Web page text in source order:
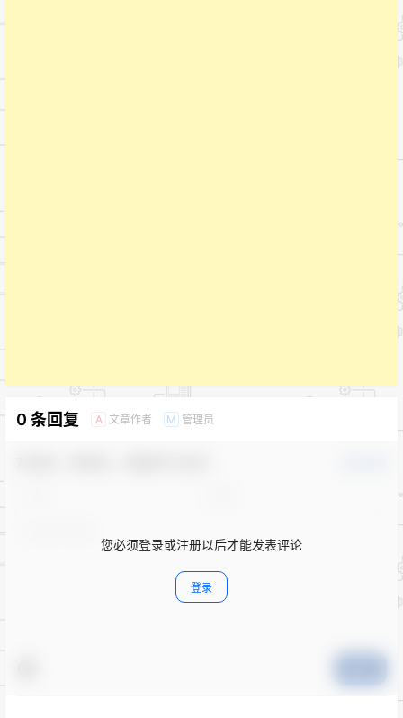
0 条回复 A 文章作者 M 管理员
您必须登录或注册以后才能发表评论
登录